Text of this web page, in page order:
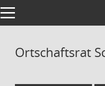
Toggle navigation
Ortschaftsrat